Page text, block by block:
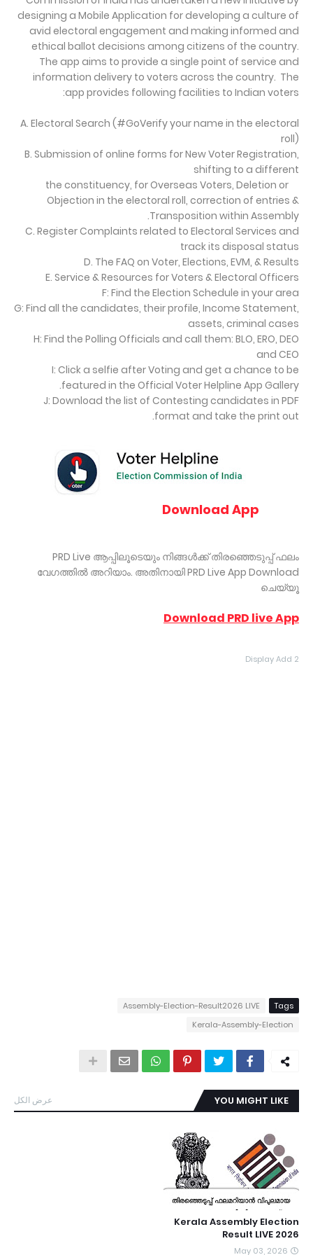
designing a Mobile Application for developing a culture of
avid electoral engagement and making informed and
ethical ballot decisions among citizens of the country.
The app aims to provide a single point of service and
information delivery to voters across the country. The
app provides following facilities to Indian voters:
A. Electoral Search (#GoVerify your name in the electoral
roll)
B. Submission of online forms for New Voter Registration,
shifting to a different
the constituency, for Overseas Voters, Deletion or
Objection in the electoral roll, correction of entries &
Transposition within Assembly.
C. Register Complaints related to Electoral Services and
track its disposal status
D. The FAQ on Voter, Elections, EVM, & Results
E. Service & Resources for Voters & Electoral Officers
F: Find the Election Schedule in your area
G: Find all the candidates, their profile, Income Statement,
assets, criminal cases
H: Find the Polling Officials and call them: BLO, ERO, DEO
and CEO
I: Click a selfie after Voting and get a chance to be
featured in the Official Voter Helpline App Gallery.
J: Download the list of Contesting candidates in PDF
format and take the print out.
Download App
PRD Live ആപ്പിലൂടെയും നിങ്ങൾക്ക് തിരഞ്ഞെടുപ്പ് ഫലം
വേഗത്തിൽ അറിയാം. അതിനായി PRD Live App Download
ചെയ്യൂ
Download PRD live App
Display Add 2
Tags
Assembly-Election-Result2026 LIVE
Kerala-Assembly-Election
YOU MIGHT LIKE عرض الكل
Kerala Assembly Election
Result LIVE 2026
May 03, 2026